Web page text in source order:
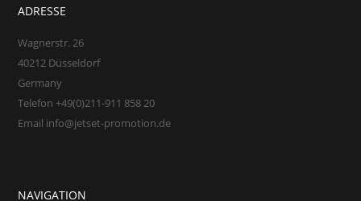
ADRESSE
Wagnerstr. 26
40212 Düsseldorf
Germany
Telefon +49(0)211-911 858 20
Email info@jetset-promotion.de
NAVIGATION